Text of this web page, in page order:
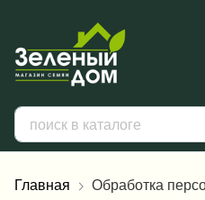
Главная Обработка